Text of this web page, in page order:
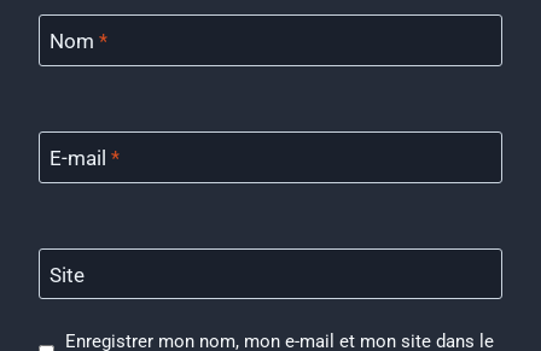
Nom *
E-mail *
Site
Enregistrer mon nom, mon e-mail et mon site dans le